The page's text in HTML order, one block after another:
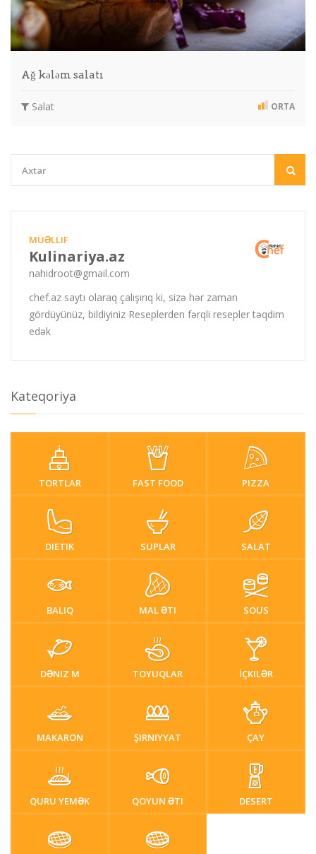
Ağ kələm salatı
Salat ORTA
MÜƏLLIF
Kulinariya.az
nahidroot@gmail.com
chef.az saytı olaraq çalışırıq ki, sizə hər zaman
gördüyünüz, bildiyiniz Reseplerden fərqli resepler təqdim
edək
Kateqoriya
TORTLAR FAST FOOD PIZZA
DIETIK SUPLAR SALAT
BALIQ MAL ƏTI SOUS
DƏNIZ M TOYUQLAR İÇKILƏR
MAKARON ŞIRNIYYAT ÇAY
QURU YEMƏK QOYUN ƏTI DESERT